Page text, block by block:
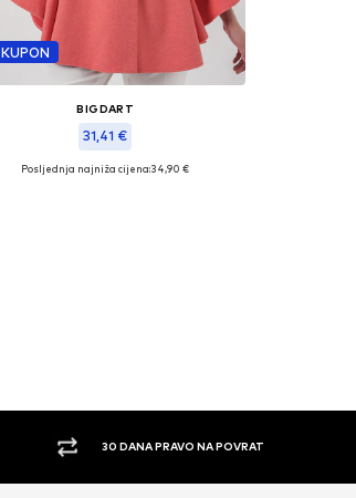
KUPON
BIGDART
31,41 €
Dostupne veličine: XS-XL
Posljednja najniža cijena:34,90 €
30 DANA PRAVO NA POVRAT